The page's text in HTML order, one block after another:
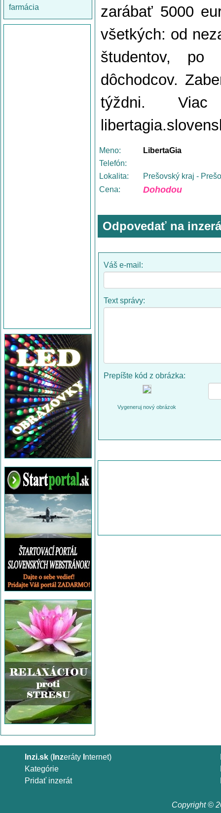
farmácia
zarábať 5000
všetkých: od
študentov,
dôchodcov.
týždni.
Meno:
LibertaGia
Telefón:
Lokalita:
Prešovský kraj -
Cena:
Dohodou
Odpovedať na
Váš e-mail:
Text správy:
Prepíšte kód z obrázka:
Vygeneruj nový obrázok
Inzi.sk ( Inzeráty nternet)
Kategórie
Pridať inzerát
Copyright ©